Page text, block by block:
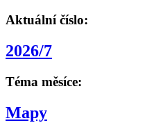
Aktuální číslo:
2026/7
Téma měsíce:
Mapy